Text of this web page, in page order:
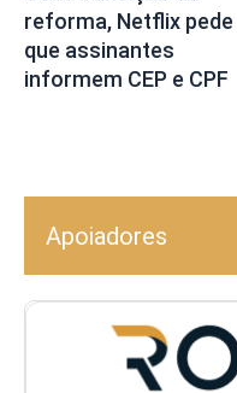
reforma, Netflix pede
que assinantes
informem CEP e CPF
Apoiadores